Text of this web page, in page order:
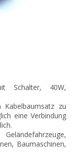
Schalter, 40W,
zu
eine Verbindung
Baumaschinen,